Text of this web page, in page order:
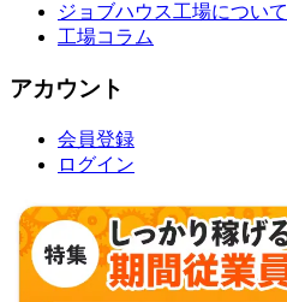
ジョブハウス工場について
工場コラム
アカウント
会員登録
ログイン